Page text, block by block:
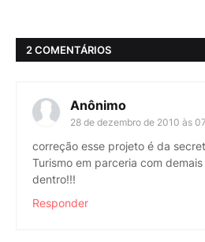
2 COMENTÁRIOS
Anônimo
28 de dezembro de 2010 às
correção esse projeto é da
Turismo em parceria com
dentro!!!
Responder